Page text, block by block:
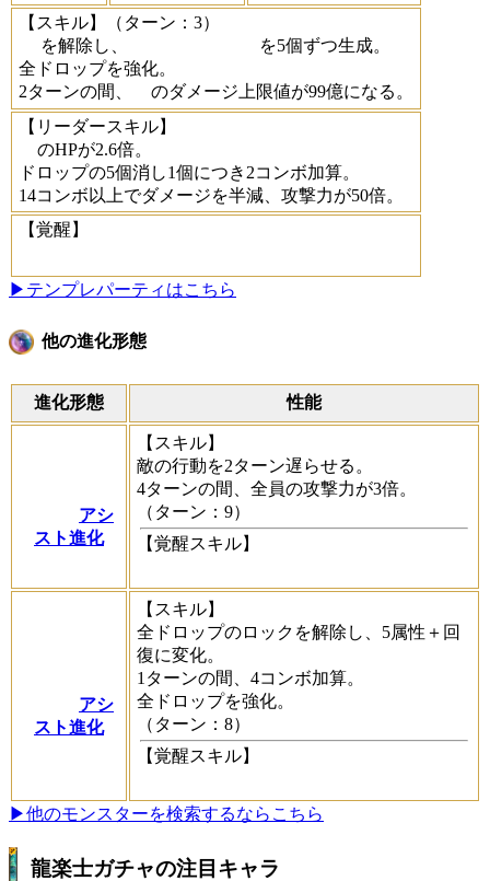
【スキル】
（ターン：3）
を解除し、
を5個ずつ生成。
全ドロップを強化。
2ターンの間、
のダメージ上限値が99億になる。
【リーダースキル】
のHPが2.6倍。
ドロップの5個消し1個につき2コンボ加算。
14コンボ以上でダメージを半減、攻撃力が50倍。
【覚醒】
▶テンプレパーティはこちら
他の進化形態
進化形態 性能
アシ
スト進化
【スキル】
敵の行動を2ターン遅らせる。
4ターンの間、全員の攻撃力が3倍。
（ターン：9）
【覚醒スキル】
アシ
スト進化
【スキル】
全ドロップのロックを解除し、5属性＋回
復に変化。
1ターンの間、4コンボ加算。
全ドロップを強化。
（ターン：8）
【覚醒スキル】
▶他のモンスターを検索するならこちら
龍楽士ガチャの注目キャラ